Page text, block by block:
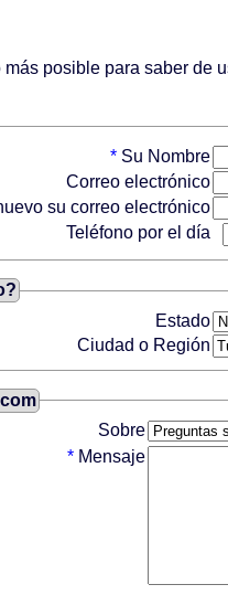
posible para saber de
* Su Nombre
Correo electrónico
su correo electrónico
Teléfono por el día
Estado
Ciudad o Región
Sobre
* Mensaje